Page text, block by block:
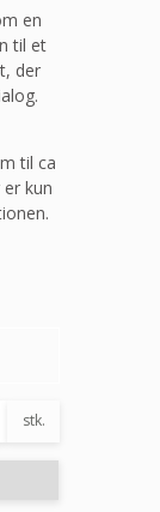
en
til et
der
til ca
kun
stk.